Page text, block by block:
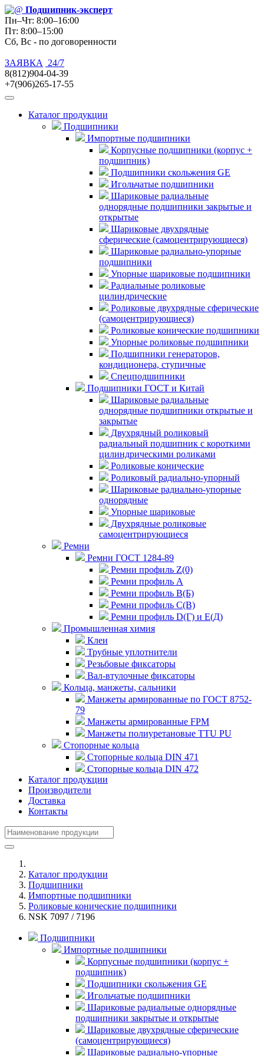
Подшипник-эксперт
Пн–Чт: 8:00–16:00
Пт: 8:00–15:00
Сб, Вс - по договоренности
ЗАЯВКА
24/7
8(812)904-04-39
+7(906)265-17-55
Каталог продукции
Подшипники
Импортные подшипники
Корпусные подшипники (корпус +
подшипник)
Подшипники скольжения GE
Игольчатые подшипники
Шариковые радиальные
однорядные подшипники закрытые и
открытые
Шариковые двухрядные
сферические (самоцентрирующиеся)
Шариковые радиально-упорные
подшипники
Упорные шариковые подшипники
Радиальные роликовые
цилиндрические
Роликовые двухрядные сферические
(самоцентрирующиеся)
Роликовые конические подшипники
Упорные роликовые подшипники
Подшипники генераторов,
кондиционера, ступичные
Спецподшипники
Подшипники ГОСТ и Китай
Шариковые радиальные
однорядные подшипники открытые и
закрытые
Двухрядный роликовый
радиальный подшипник с короткими
цилиндрическими роликами
Роликовые конические
Роликовый радиально-упорный
Шариковые радиально-упорные
однорядные
Упорные шариковые
Двухрядные роликовые
самоцентрирующиеся
Ремни
Ремни ГОСТ 1284-89
Ремни профиль Z(0)
Ремни профиль А
Ремни профиль В(Б)
Ремни профиль С(В)
Ремни профиль D(Г) и E(Д)
Промышленная химия
Клеи
Трубные уплотнители
Резьбовые фиксаторы
Вал-втулочные фиксаторы
Кольца, манжеты, сальники
Манжеты армированные по ГОСТ 8752-
79
Манжеты армированные FPM
Манжеты полиуретановые TTU PU
Стопорные кольца
Стопорные кольца DIN 471
Стопорные кольца DIN 472
Каталог продукции
Производители
Доставка
Контакты
Каталог продукции
Подшипники
Импортные подшипники
Роликовые конические подшипники
NSK 7097 / 7196
Подшипники
Импортные подшипники
Корпусные подшипники (корпус +
подшипник)
Подшипники скольжения GE
Игольчатые подшипники
Шариковые радиальные однорядные
подшипники закрытые и открытые
Шариковые двухрядные сферические
(самоцентрирующиеся)
Шариковые радиально-упорные